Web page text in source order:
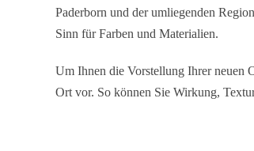
Paderborn und der umliegenden
Sinn für Farben und Materialien.
Um Ihnen die Vorstellung Ihrer neuen
Ort vor. So können Sie Wirkung,